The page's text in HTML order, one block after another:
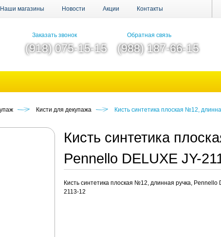
Наши магазины Новости Акции Контакты
Заказать звонок
(918) 075-15-15
Обратная связь
(988) 187-66-15
Кисти для декупажа Кисть синтетика плоская №12,
Кисть синтетика
Pennello DELUXE JY-
Кисть синтетика плоская №12, длинная ручка, Pennello
2113-12